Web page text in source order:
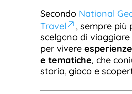
Secondo National
Travel
, sempre più
scelgono di
per vivere
e tematiche, che
storia, gioco e